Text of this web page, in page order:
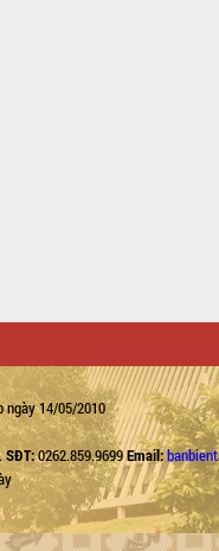
ngày 14/05/2010
SĐT:0262.859.9699Email: